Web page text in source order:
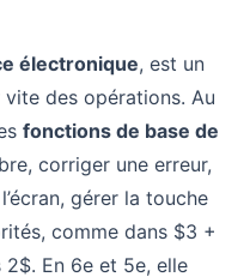
électronique, est un
des opérations. Au
fonctions de base de
corriger une erreur,
gérer la touche
comme dans $3 +
En 6e et 5e, elle